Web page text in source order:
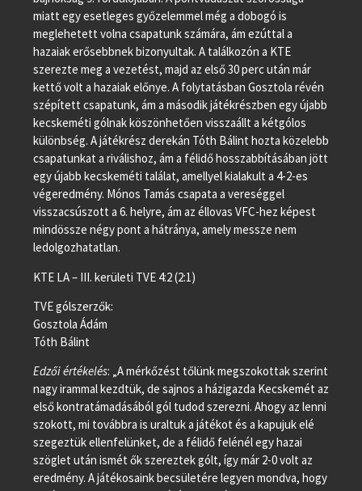
miatt egy esetleges győzelemmel még a dobogó is
meglehetett volna csapatunk számára, ám ezúttal a
hazaiak erősebbnek bizonyultak. A találkozón a KTE
szerezte meg a vezetést, majd az első 30 perc után már
kettő volt a hazaiak előnye. A folytatásban Gosztola révén
szépített csapatunk, ám a második játékrészben egy újabb
kecskeméti gólnak köszönhetően visszaállt a kétgólos
különbség. A játékrész derekán Tóth Bálint hozta közelebb
csapatunkat a riválishoz, ám a félidő hosszabbításában jött
egy újabb kecskeméti találat, amellyel kialakult a 4-2-es
végeredmény. Mónos Tamás csapata a vereséggel
visszacsúszott a 6. helyre, ám az éllovas VFC-hez képest
mindössze négy pont a hátránya, amely messze nem
ledolgozhatatlan.
KTE LA – III. kerületi TVE 4:2 (2:1)
TVE gólszerzők:
Gosztola Ádám
Tóth Bálint
Edzői értékelés: „A mérkőzést tőlünk megszokottak szerint
nagy irammal kezdtük, de sajnos a házigazda Kecskemét az
első kontratámadásából gól tudod szerezni. Ahogy az lenni
szokott, mi továbbra is uraltuk a játékot és a kapujuk elé
szegeztük ellenfelünket, de a félidő felénél egy hazai
szöglet után ismét ők szereztek gólt, így már 2-0 volt az
eredmény. A játékosaink becsületére legyen mondva, hogy